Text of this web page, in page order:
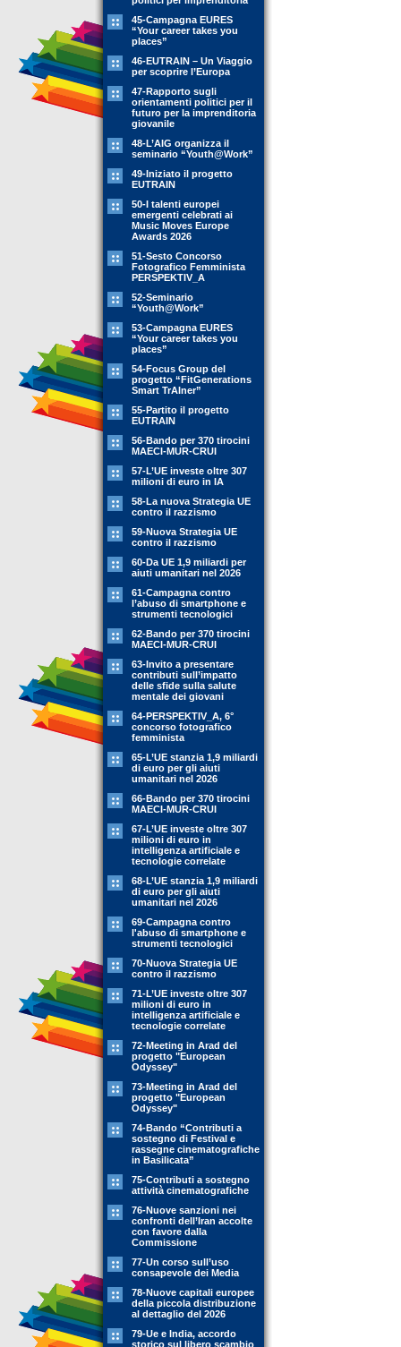
45-Campagna EURES
“Your career takes you
places”
46-EUTRAIN – Un Viaggio
per scoprire l’Europa
47-Rapporto sugli
orientamenti politici per il
futuro per la imprenditoria
giovanile
48-L’AIG organizza il
seminario “Youth@Work”
49-Iniziato il progetto
EUTRAIN
50-I talenti europei
emergenti celebrati ai
Music Moves Europe
Awards 2026
51-Sesto Concorso
Fotografico Femminista
PERSPEKTIV_A
52-Seminario
“Youth@Work”
53-Campagna EURES
“Your career takes you
places”
54-Focus Group del
progetto “FitGenerations
Smart TrAIner”
55-Partito il progetto
EUTRAIN
56-Bando per 370 tirocini
MAECI-MUR-CRUI
57-L’UE investe oltre 307
milioni di euro in IA
58-La nuova Strategia UE
contro il razzismo
59-Nuova Strategia UE
contro il razzismo
60-Da UE 1,9 miliardi per
aiuti umanitari nel 2026
61-Campagna contro
l’abuso di smartphone e
strumenti tecnologici
62-Bando per 370 tirocini
MAECI-MUR-CRUI
63-Invito a presentare
contributi sull’impatto
delle sfide sulla salute
mentale dei giovani
64-PERSPEKTIV_A, 6°
concorso fotografico
femminista
65-L’UE stanzia 1,9 miliardi
di euro per gli aiuti
umanitari nel 2026
66-Bando per 370 tirocini
MAECI-MUR-CRUI
67-L’UE investe oltre 307
milioni di euro in
intelligenza artificiale e
tecnologie correlate
68-L’UE stanzia 1,9 miliardi
di euro per gli aiuti
umanitari nel 2026
69-Campagna contro
l'abuso di smartphone e
strumenti tecnologici
70-Nuova Strategia UE
contro il razzismo
71-L’UE investe oltre 307
milioni di euro in
intelligenza artificiale e
tecnologie correlate
72-Meeting in Arad del
progetto "European
Odyssey"
73-Meeting in Arad del
progetto "European
Odyssey"
74-Bando “Contributi a
sostegno di Festival e
rassegne cinematografiche
in Basilicata”
75-Contributi a sostegno
attività cinematografiche
76-Nuove sanzioni nei
confronti dell’Iran accolte
con favore dalla
Commissione
77-Un corso sull’uso
consapevole dei Media
78-Nuove capitali europee
della piccola distribuzione
al dettaglio del 2026
79-Ue e India, accordo
storico sul libero scambio